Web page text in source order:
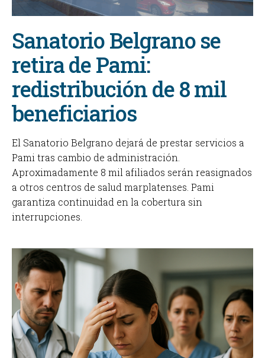
Sanatorio Belgrano se
retira de Pami:
redistribución de 8 mil
beneficiarios
El Sanatorio Belgrano dejará de prestar servicios a
Pami tras cambio de administración.
Aproximadamente 8 mil afiliados serán reasignados
a otros centros de salud marplatenses. Pami
garantiza continuidad en la cobertura sin
interrupciones.